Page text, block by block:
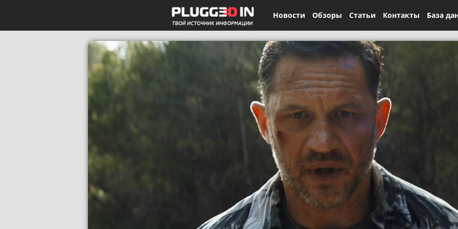
Новости Обзоры Статьи Контакты База